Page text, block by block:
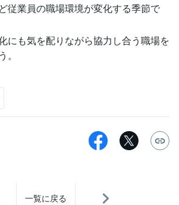
従業員の職場環境が変化する季節で
にも気を配りながら協力し合う職場を
一覧に戻る